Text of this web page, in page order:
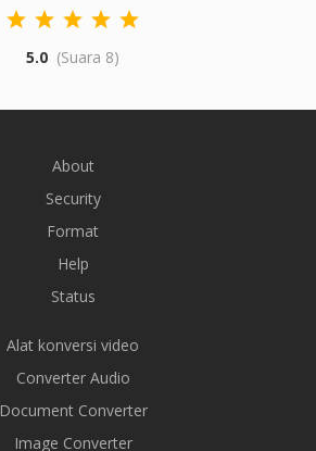
5.0 (Suara 8)
About
Security
Format
Help
Status
Alat konversi video
Converter Audio
Document Converter
Image Converter